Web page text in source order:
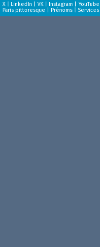
|X |LinkedIn |VK |Instagram |YouTube
|Paris pittoresque |Prénoms Services